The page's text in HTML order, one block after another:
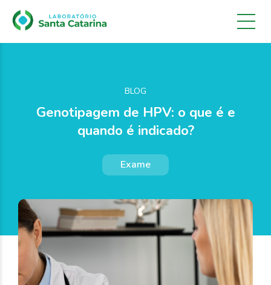
Exame
Genotipagem de HPV: o que é e
quando é indicado?